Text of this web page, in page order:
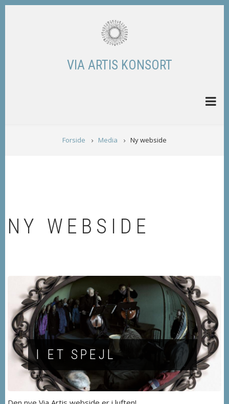
Skip
VIA ARTIS KONSORT
BREADCRUMB
Forside Media Ny webside
NY WEBSIDE
I ET SPEJL